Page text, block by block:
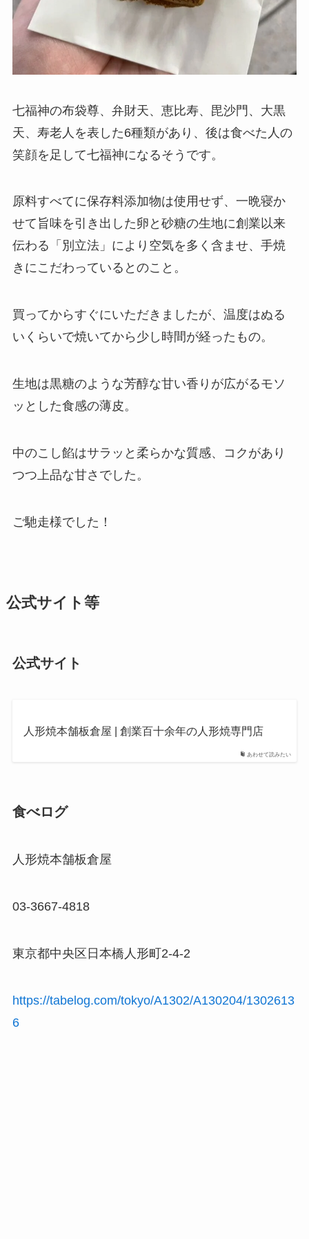
七福神の布袋尊、弁財天、恵比寿、毘沙門、大黒
天、寿老人を表した6種類があり、後は食べた人の
笑顔を足して七福神になるそうです。
原料すべてに保存料添加物は使用せず、一晩寝か
せて旨味を引き出した卵と砂糖の生地に創業以来
伝わる「別立法」により空気を多く含ませ、手焼
きにこだわっているとのこと。
買ってからすぐにいただきましたが、温度はぬる
いくらいで焼いてから少し時間が経ったもの。
生地は黒糖のような芳醇な甘い香りが広がるモソ
ッとした食感の薄皮。
中のこし餡はサラッと柔らかな質感、コクがあり
つつ上品な甘さでした。
ご馳走様でした！
公式サイト等
公式サイト
あわせて読みたい
人形焼本舗板倉屋 | 創業百十余年の人形焼専門店
食べログ
人形焼本舗板倉屋
03-3667-4818
東京都中央区日本橋人形町2-4-2
https://tabelog.com/tokyo/A1302/A130204/1302613
6